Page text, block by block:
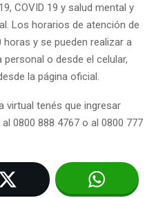
COVID 19 y salud mental y
Los horarios de atención de
y se pueden realizar a
o desde el celular,
la página oficial.
virtual tenés que ingresar
0800 888 4767 o al 0800 777